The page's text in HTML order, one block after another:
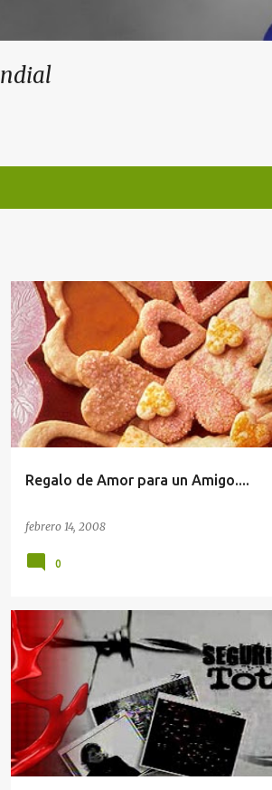
Regalo de Amor para un Amigo....
febrero 14, 2008
COMENTARIO
0
INFORMACIÓN PARA LA COMUNIDAD